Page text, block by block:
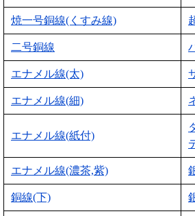
焼一号銅線(くすみ線)
二号銅線
エナメル線(太)
エナメル線(細)
エナメル線(紙付)
エナメル線(濃茶,紫)
銅線(下)